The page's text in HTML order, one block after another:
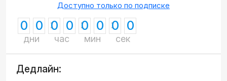
Доступно только по подписке
0 0
дни
0 0
час
0 0
мин
0 0
сек
Дедлайн: